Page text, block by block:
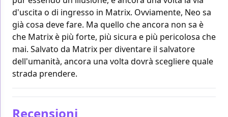
d'uscita o di ingresso in Matrix. Ovviamente, Neo sa
già cosa deve fare. Ma quello che ancora non sa è
che Matrix è più forte, più sicura e più pericolosa che
mai. Salvato da Matrix per diventare il salvatore
dell'umanità, ancora una volta dovrà scegliere quale
strada prendere.
Recensioni